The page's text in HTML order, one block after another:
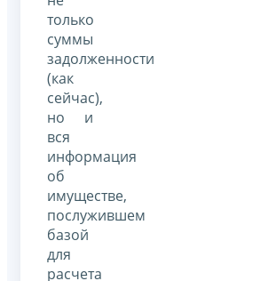
только
суммы
задолженности
(как
сейчас),
но и
вся
информация
об
имуществе,
послужившем
базой
для
расчета